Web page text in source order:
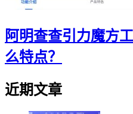
阿明查查引力魔方
么特点？
近期文章